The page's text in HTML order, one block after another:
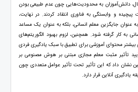
دانش‌آموزان به محدودیت‌هایی چون عدم طبیعی بودن
و وابستگی به فناوری انتقاد کردند. در نهایت،
عنوان جایگزین معلم انسانی، بلکه به عنوان یک مساعد
به کار گرفته شود. همچنین، لزوم بهبود الگوریتم‌های
محتوای آموزشی برای تطبیق با سبک یادگیری فردی
تأثیر مثبت معلم مجازی مبتنی بر هوش مصنوعی بر
نشان داد که این تأثیر تحت تأثیر عوامل متعددی چون
آنلاین قرار دارد.